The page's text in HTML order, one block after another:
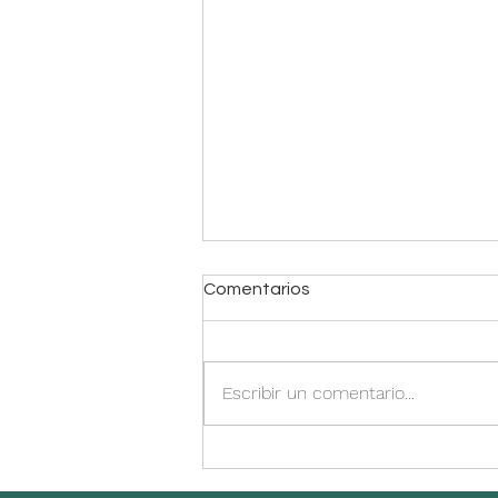
Comentarios
Escribir un comentario...